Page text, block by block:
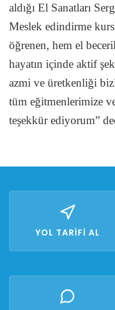
aldığı El Sanatları
Meslek edindirme
öğrenen, hem el
hayatın içinde aktif
azmi ve üretkenliği
tüm eğitmenlerimize
teşekkür ediyorum”
YOL TARİFİ AL